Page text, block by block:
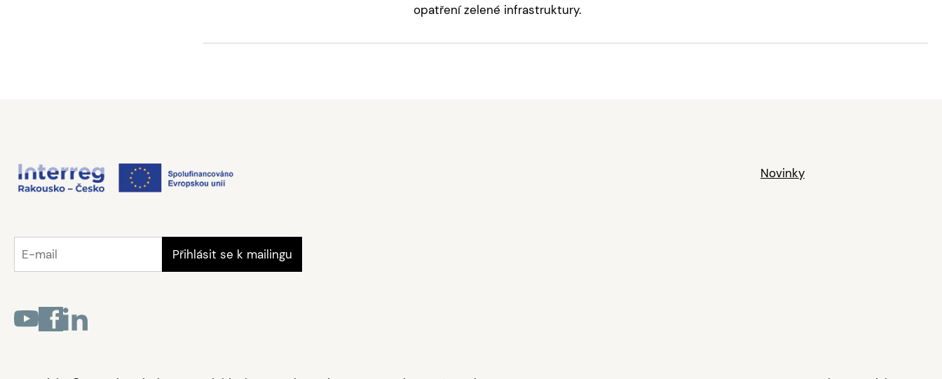
opatření zelené infrastruktury.
Novinky